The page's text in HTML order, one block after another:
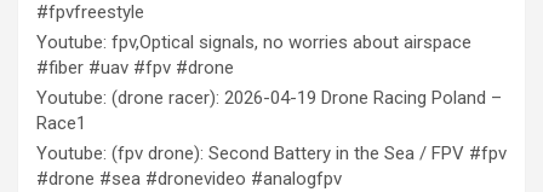
#fpvfreestyle
Youtube: fpv,Optical signals, no worries about airspace
#fiber #uav #fpv #drone
Youtube: (drone racer): 2026-04-19 Drone Racing Poland –
Race1
Youtube: (fpv drone): Second Battery in the Sea / FPV #fpv
#drone #sea #dronevideo #analogfpv